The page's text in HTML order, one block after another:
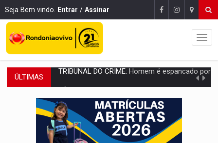
Seja Bem vindo. Entrar / Assinar
ÚLTIMAS Perseguição é registrada no shopping após colombiana furtar
LUDOPATIA:Apostas online começam a afetar produtividade e rotina
REFLORESTAMENTO: Plantar árvores não será mais suficiente para
OVNIS NA LUA:Cientistas alertam para possível base secreta no satélite